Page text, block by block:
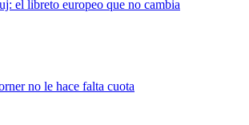
el libreto europeo que no cambia
no le hace falta cuota